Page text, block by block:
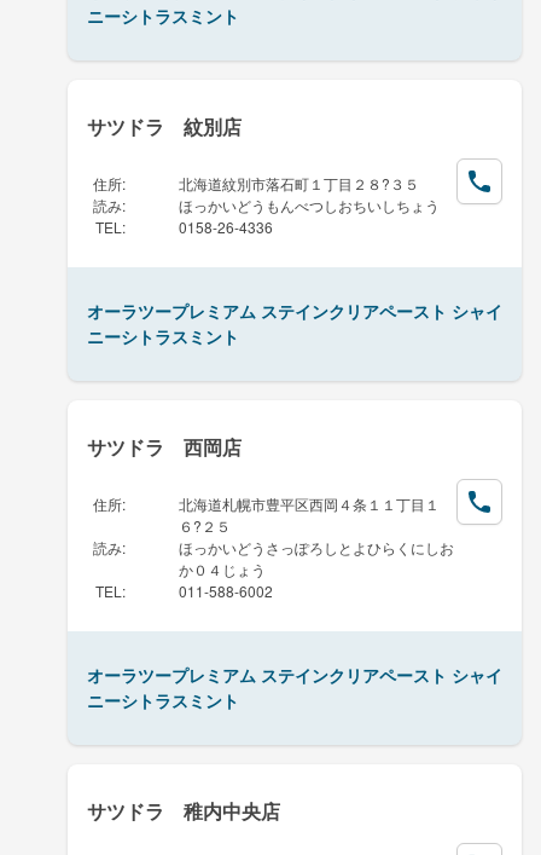
ニーシトラスミント
サツドラ 紋別店
住所:
北海道紋別市落石町１丁目２８?３５
読み:
ほっかいどうもんべつしおちいしちょう
TEL : 0158-26-4336
オーラツープレミアム ステインクリアペースト シャイ
ニーシトラスミント
サツドラ 西岡店
住所:
北海道札幌市豊平区西岡４条１１丁目１
６?２５
読み:
ほっかいどうさっぽろしとよひらくにしお
か０４じょう
TEL : 011-588-6002
オーラツープレミアム ステインクリアペースト シャイ
ニーシトラスミント
サツドラ 稚内中央店